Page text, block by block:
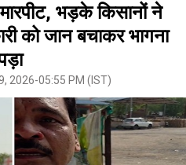
भड़के किसानों ने
को जान बचाकर भागना
2026-05:55 PM (IST)